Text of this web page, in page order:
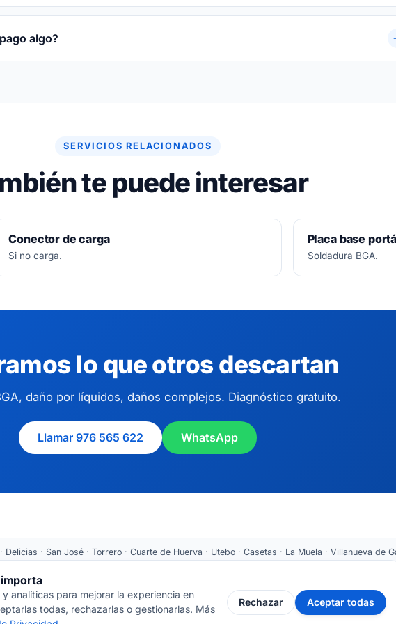
la pieza reparada o sustituida y sobre la mano de obra.
algo?
SERVICIOS RELACIONADOS
te puede interesar
Conector de carga
Si no carga.
Placa base
Soldadura BGA.
lo que otros descartan
daño por líquidos, daños complejos. Diagnóstico gratuito.
Llamar 976 565 622 WhatsApp
· San José · Torrero · Cuarte de Huerva · Utebo · Casetas · La Muela · Villanueva de
de Aragón 64 · 50005 Zaragoza📞 976 565 622 ✉ ventas@informaticazaragoza.com 🛒
analíticas para mejorar la experiencia en
todas, rechazarlas o gestionarlas. Más
Rechazar Aceptar todas